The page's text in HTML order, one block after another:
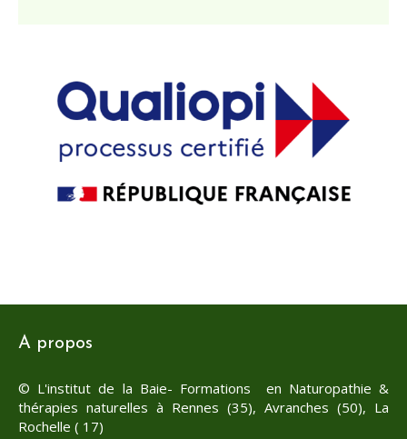
A propos
© L'institut de la Baie- Formations en Naturopathie &
thérapies naturelles à Rennes (35), Avranches (50), La
Rochelle ( 17)